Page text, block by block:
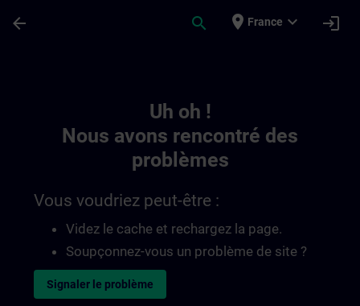
arrow_back search place France expand_more login
Uh oh !
Nous avons rencontré des
problèmes
Vous voudriez peut-être :
Videz le cache et rechargez la page.
Soupçonnez-vous un problème de site ?
Signaler le problème